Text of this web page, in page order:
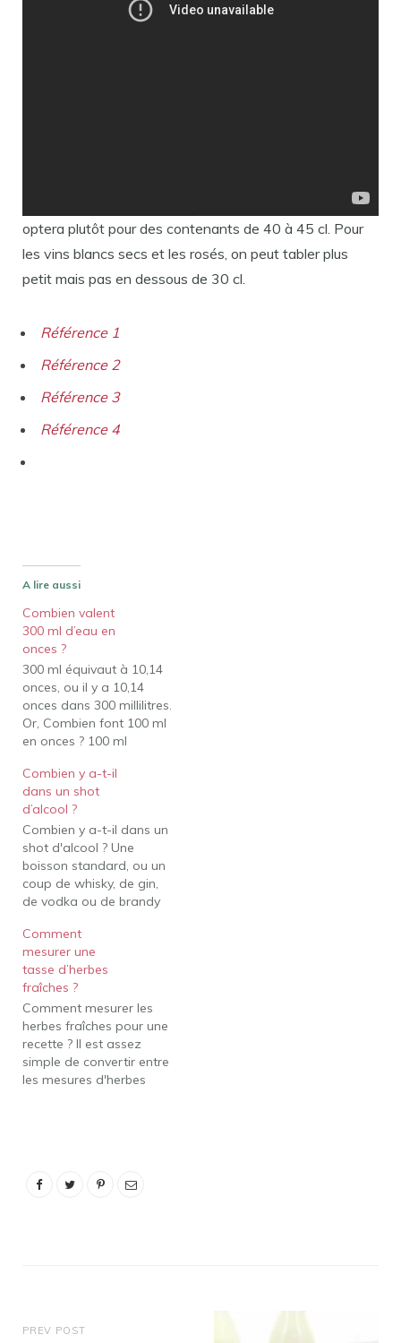
optera plutôt pour des contenants de 40 à 45 cl. Pour
les vins blancs secs et les rosés, on peut tabler plus
petit mais pas en dessous de 30 cl.
Référence 1
Référence 2
Référence 3
Référence 4
A lire aussi
Combien valent
300 ml d’eau en
onces ?
300 ml équivaut à 10,14
onces, ou il y a 10,14
onces dans 300 millilitres.
Or, Combien font 100 ml
en onces ? 100 ml
Combien d'onces
représentent 330 ml
d'eau ? 330 ml équivaut à
11,16 onces, ou il y a
11,16 onces dans 330…
Combien y a-t-il
dans un shot
d’alcool ?
Combien y a-t-il dans un
shot d'alcool ? Une
boisson standard, ou un
coup de whisky, de gin,
de vodka ou de brandy
Combien de cuillères à
soupe remplissent un
verre à shooter ? Un shot
n'est pas une unité de
mesure standard comme
une…
Comment
mesurer une
tasse d’herbes
fraîches ?
Comment mesurer les
herbes fraîches pour une
recette ? Il est assez
simple de convertir entre
les mesures d'herbes
exemple, une recette qui
PREV POST